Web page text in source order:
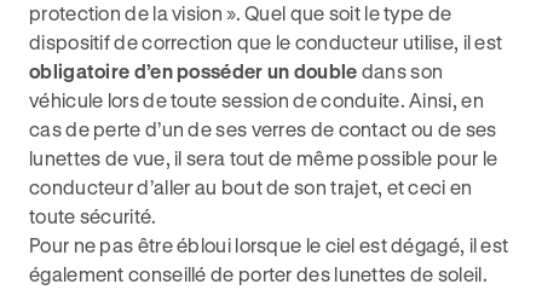
protection de la vision ». Quel que soit le type de
dispositif de correction que le conducteur utilise, il est
obligatoire d’en posséder un double dans son
véhicule lors de toute session de conduite. Ainsi, en
cas de perte d’un de ses verres de contact ou de ses
lunettes de vue, il sera tout de même possible pour le
conducteur d’aller au bout de son trajet, et ceci en
toute sécurité.
Pour ne pas être ébloui lorsque le ciel est dégagé, il est
également conseillé de porter des lunettes de soleil.